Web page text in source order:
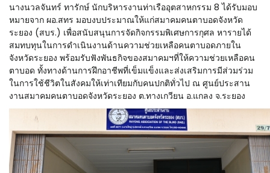
นางนวลจันทร์ ทารักษ์ นักบริหารงานท่าเรืออุตสาหกรรม 8 ได้รับมอบ
หมายจาก ผอ.สทร มอบงบประมาณให้แก่สมาคมคนตาบอดจังหวัด
ระยอง (สบร.) เพื่อสนับสนุนการจัดกิจกรรมพิเศษการกุศล หารายได้
สมทบทุนในการดำเนินงานด้านความช่วยเหลือคนตาบอดภายใน
จังหวัดระยอง พร้อมรับฟังพันธกิจของสมาคมฯที่ให้ความช่วยเหลือคน
ตาบอด ทั้งทางด้านการฝึกอาชีพที่เข็มแข็งและส่งเสริมการมีส่วมร่วม
ในการใช้ชีวิตในสังคมให้เท่าเทียมกับคนปกติทั่วไป ณ ศูนย์ประสาน
งานสมาคมคนตาบอดจังหวัดระยอง ต.ทางเกวียน อ.แกลง จ.ระยอง